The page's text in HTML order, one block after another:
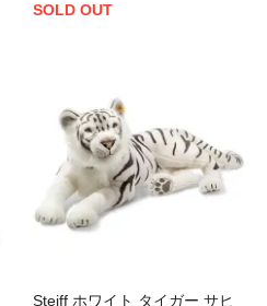
SOLD OUT
Steiff ホワイト タイガー サヒ